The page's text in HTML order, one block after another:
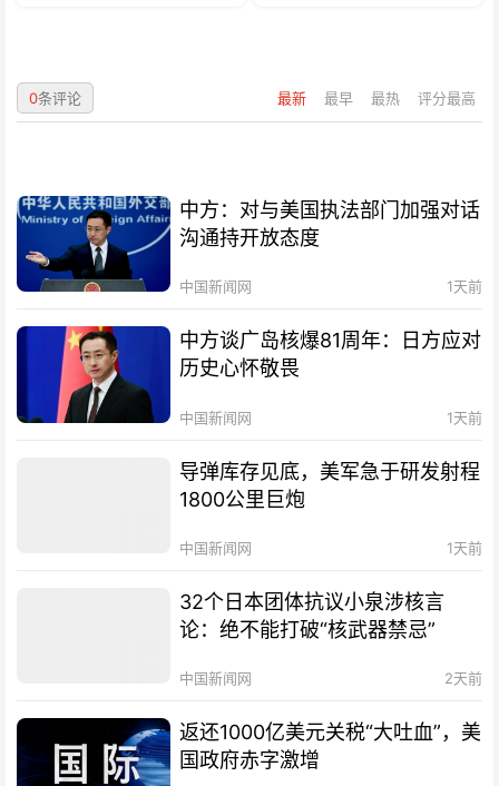
最新 最早 最热 评分最高
0条评论
中方：对与美国执法部门加强对话
沟通持开放态度
中国新闻网 1天前
中方谈广岛核爆81周年：日方应对
历史心怀敬畏
中国新闻网 1天前
导弹库存见底，美军急于研发射程
1800公里巨炮
中国新闻网 1天前
32个日本团体抗议小泉涉核言
论：绝不能打破“核武器禁忌”
中国新闻网 2天前
返还1000亿美元关税“大吐血”，美
国政府赤字激增